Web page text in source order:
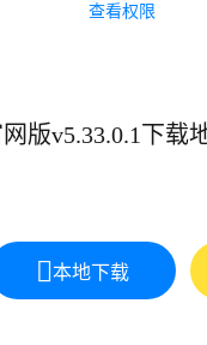
查看权限
版v5.33.0.1下载
本地下载